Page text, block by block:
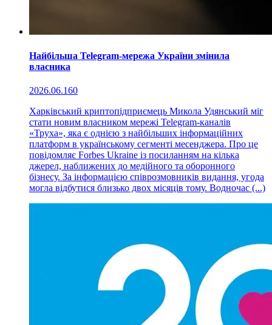
Найбільша Telegram-мережа України змінила
власника
2026.06.160
Харківський криптопідприємець Микола Удянський міг
стати новим власником мережі Telegram-каналів
«Труха», яка є однією з найбільших інформаційних
платформ в українському сегменті месенджера. Про це
повідомляє Forbes Ukraine із посиланням на кілька
джерел, наближених до медійного та оборонного
бізнесу. За інформацією співрозмовників видання, угода
могла відбутися близько двох місяців тому. Водночас (...)